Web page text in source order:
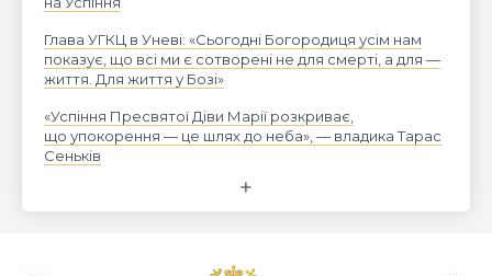
Глава УГКЦ в Уневі: «Сьогодні Богородиця усім нам
показує, що всі ми є сотворені не для смерті, а для —
життя. Для життя у Бозі»
«Успіння Пресвятої Діви Марії розкриває,
що упокорення — це шлях до неба», — владика Тарас
Сеньків